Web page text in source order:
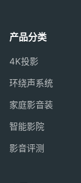
产品分类
4K投影
环绕声系统
家庭影音装
智能影院
影音评测